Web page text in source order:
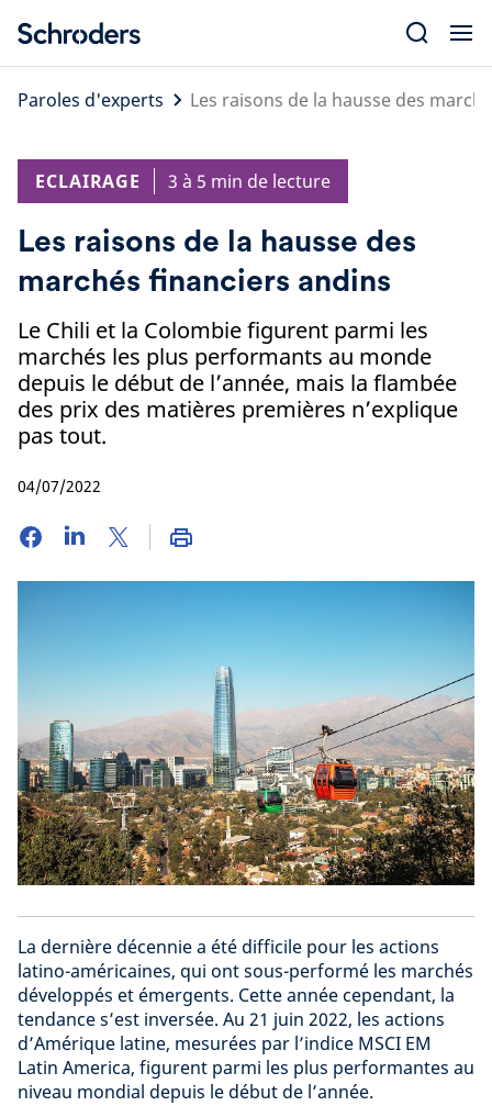
content
Paroles d'experts
Les raisons de la hausse des
ECLAIRAGE 3 à 5 min de lecture
Les raisons de la hausse des
marchés financiers andins
Le Chili et la Colombie figurent parmi les
marchés les plus performants au monde
depuis le début de l’année, mais la flambée
des prix des matières premières n’explique
pas tout.
04/07/2022
La dernière décennie a été difficile pour les actions
latino-américaines, qui ont sous-performé les marchés
développés et émergents. Cette année cependant, la
tendance s’est inversée. Au 21 juin 2022, les actions
d’Amérique latine, mesurées par l’indice MSCI EM
Latin America, figurent parmi les plus performantes au
niveau mondial depuis le début de l’année.